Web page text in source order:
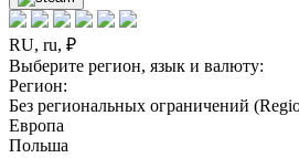
RU, ru, ₽
Выберите регион, язык и валюту:
Регион:
Без региональных ограничений
Европа
Польша